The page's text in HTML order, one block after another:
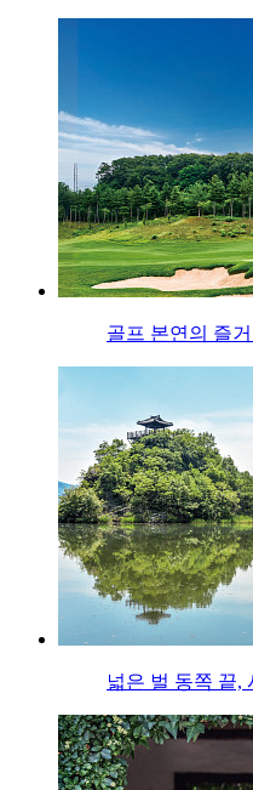
골프 본연의 즐
넓은 벌 동쪽 끝,